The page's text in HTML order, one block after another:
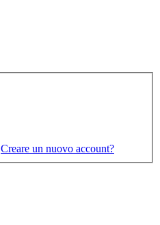
Creare un nuovo account?